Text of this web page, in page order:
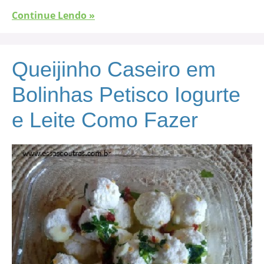
Continue Lendo »
Queijinho Caseiro em
Bolinhas Petisco Iogurte
e Leite Como Fazer